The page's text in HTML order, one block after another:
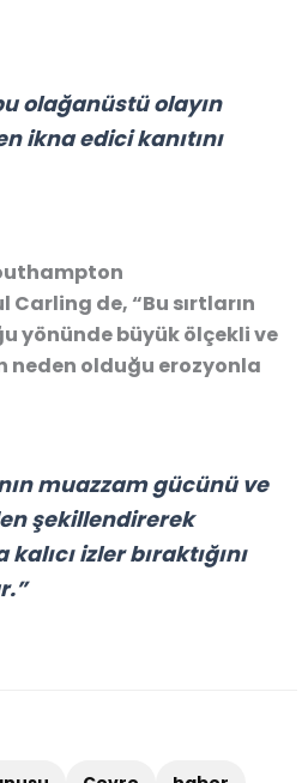
olağanüstü olayın
ikna edici kanıtını
Carling de, “Bu sırtların
yönünde büyük ölçekli ve
neden olduğu erozyonla
muazzam gücünü ve
şekillendirerek
izler bıraktığını